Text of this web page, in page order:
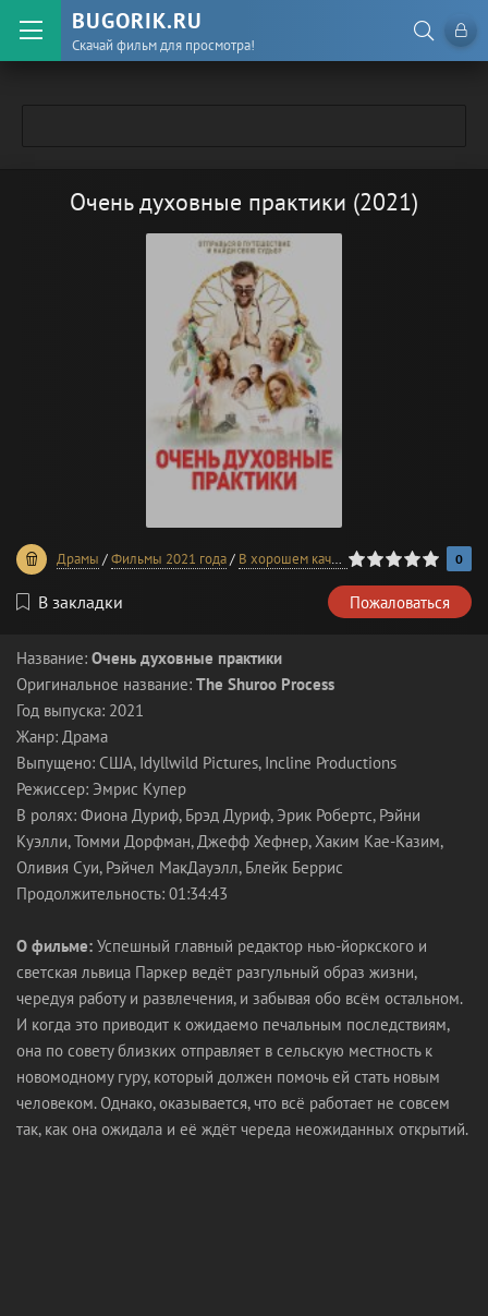
BUGORIK.RU
Скачай фильм для просмотра!
Очень духовные практики (2021)
Драмы /Фильмы 2021 года/ В хорошем качестве
0 1 2 3 4 5 0
В закладки Пожаловаться
Название: Очень духовные практики
Оригинальное название: The Shuroo Process
Год выпуска: 2021
Жанр: Драма
Выпущено: США, Idyllwild Pictures, Incline Productions
Режиссер: Эмрис Купер
В ролях: Фиона Дуриф, Брэд Дуриф, Эрик Робертс, Рэйни
Куэлли, Томми Дорфман, Джефф Хефнер, Хаким Кае-Казим,
Оливия Суи, Рэйчел МакДауэлл, Блейк Беррис
Продолжительность: 01:34:43
О фильме: Успешный главный редактор нью-йоркского и
светская львица Паркер ведёт разгульный образ жизни,
чередуя работу и развлечения, и забывая обо всём остальном.
И когда это приводит к ожидаемо печальным последствиям,
она по совету близких отправляет в сельскую местность к
новомодному гуру, который должен помочь ей стать новым
человеком. Однако, оказывается, что всё работает не совсем
так, как она ожидала и её ждёт череда неожиданных открытий.